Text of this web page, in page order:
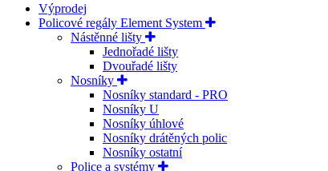
Výprodej
Policové regály Element System
Nástěnné lišty
Jednořadé lišty
Dvouřadé lišty
Nosníky
Nosníky standard - PRO
Nosníky U
Nosníky úhlové
Nosníky drátěných polic
Nosníky ostatní
Police a systémy